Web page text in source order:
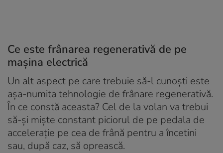
Ce este frânarea regenerativă de pe
mașina electrică
Un alt aspect pe care trebuie să-l cunoști este
așa-numita tehnologie de frânare regenerativă.
În ce constă aceasta? Cel de la volan va trebui
să-și miște constant piciorul de pe pedala de
accelerație pe cea de frână pentru a încetini
sau, după caz, să oprească.